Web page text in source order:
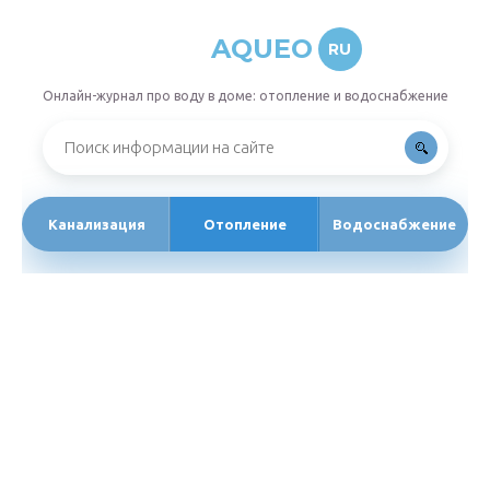
AQUEO RU
Онлайн-журнал про воду в доме: отопление и водоснабжение
Канализация Отопление Водоснабжение